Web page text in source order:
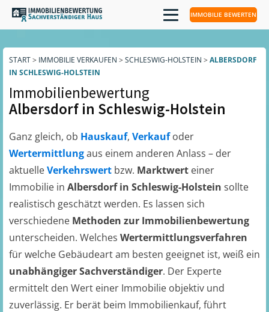
IMMOBILIE BEWERTEN
START> IMMOBILIE VERKAUFEN > SCHLESWIG-HOLSTEIN > ALBERSDORF
IN SCHLESWIG-HOLSTEIN
Immobilienbewertung
Albersdorf in Schleswig-Holstein
Ganz gleich, ob Hauskauf, Verkaufoder
Wertermittlungaus einem anderen Anlass – der
aktuelleVerkehrswert bzw. Marktwert einer
Immobilie in Albersdorf in Schleswig-Holstein sollte
realistisch geschätzt werden. Es lassen sich
verschiedene Methoden zur Immobilienbewertung
unterscheiden. Welches Wertermittlungsverfahren
für welche Gebäudeart am besten geeignet ist, weiß ein
unabhängiger Sachverständiger. Der Experte
ermittelt den Wert einer Immobilie objektiv und
zuverlässig. Er berät beim Immobilienkauf, führt